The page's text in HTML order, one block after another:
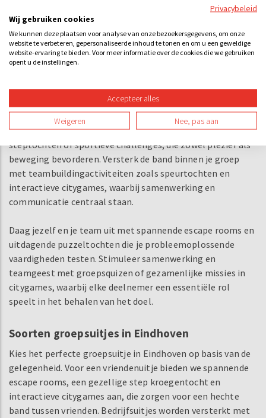
samen met je
vrienden, familie of collega's en beleef een onvergetelijke
ervaring vol plezier en teambuilding.Kies jouw favoriete
groepsactiviteitin Eindhoven en maak je klaar voor een dag
vol spanning en gezelligheid in Eindhoven.
Type groepsuitjes in Eindhoven
Kies voor een sportieve uitdaging met activiteiten zoals
steptochten of sportieve challenges, die zowel plezier als
beweging bevorderen. Versterk de band binnen je groep
met teambuildingactiviteiten zoals speurtochten en
interactieve citygames, waarbij samenwerking en
communicatie centraal staan.
Daag jezelf en je team uit met spannende escape rooms en
uitdagende puzzeltochten die je probleemoplossende
vaardigheden testen. Stimuleer samenwerking en
teamgeest met groepsquizen of gezamenlijke missies in
citygames, waarbij elke deelnemer een essentiële rol
speelt in het behalen van het doel.
Soorten groepsuitjes in Eindhoven
Kies het perfecte groepsuitje in Eindhoven op basis van de
gelegenheid. Voor een vriendenuitje bieden we spannende
escape rooms, een gezellige step kroegentocht en
interactieve citygames aan, die zorgen voor een hechte
band tussen vrienden. Bedrijfsuitjes worden versterkt met
Privacybeleid
Wij gebruiken cookies
We kunnen deze plaatsen voor analyse van onze bezoekersgegevens, om onze
website te verbeteren, gepersonaliseerde inhoud te tonen en om u een geweldige
website-ervaring te bieden. Voor meer informatie over de cookies die we gebruiken
opent u de instellingen.
Accepteer alles
Weigeren Nee, pas aan